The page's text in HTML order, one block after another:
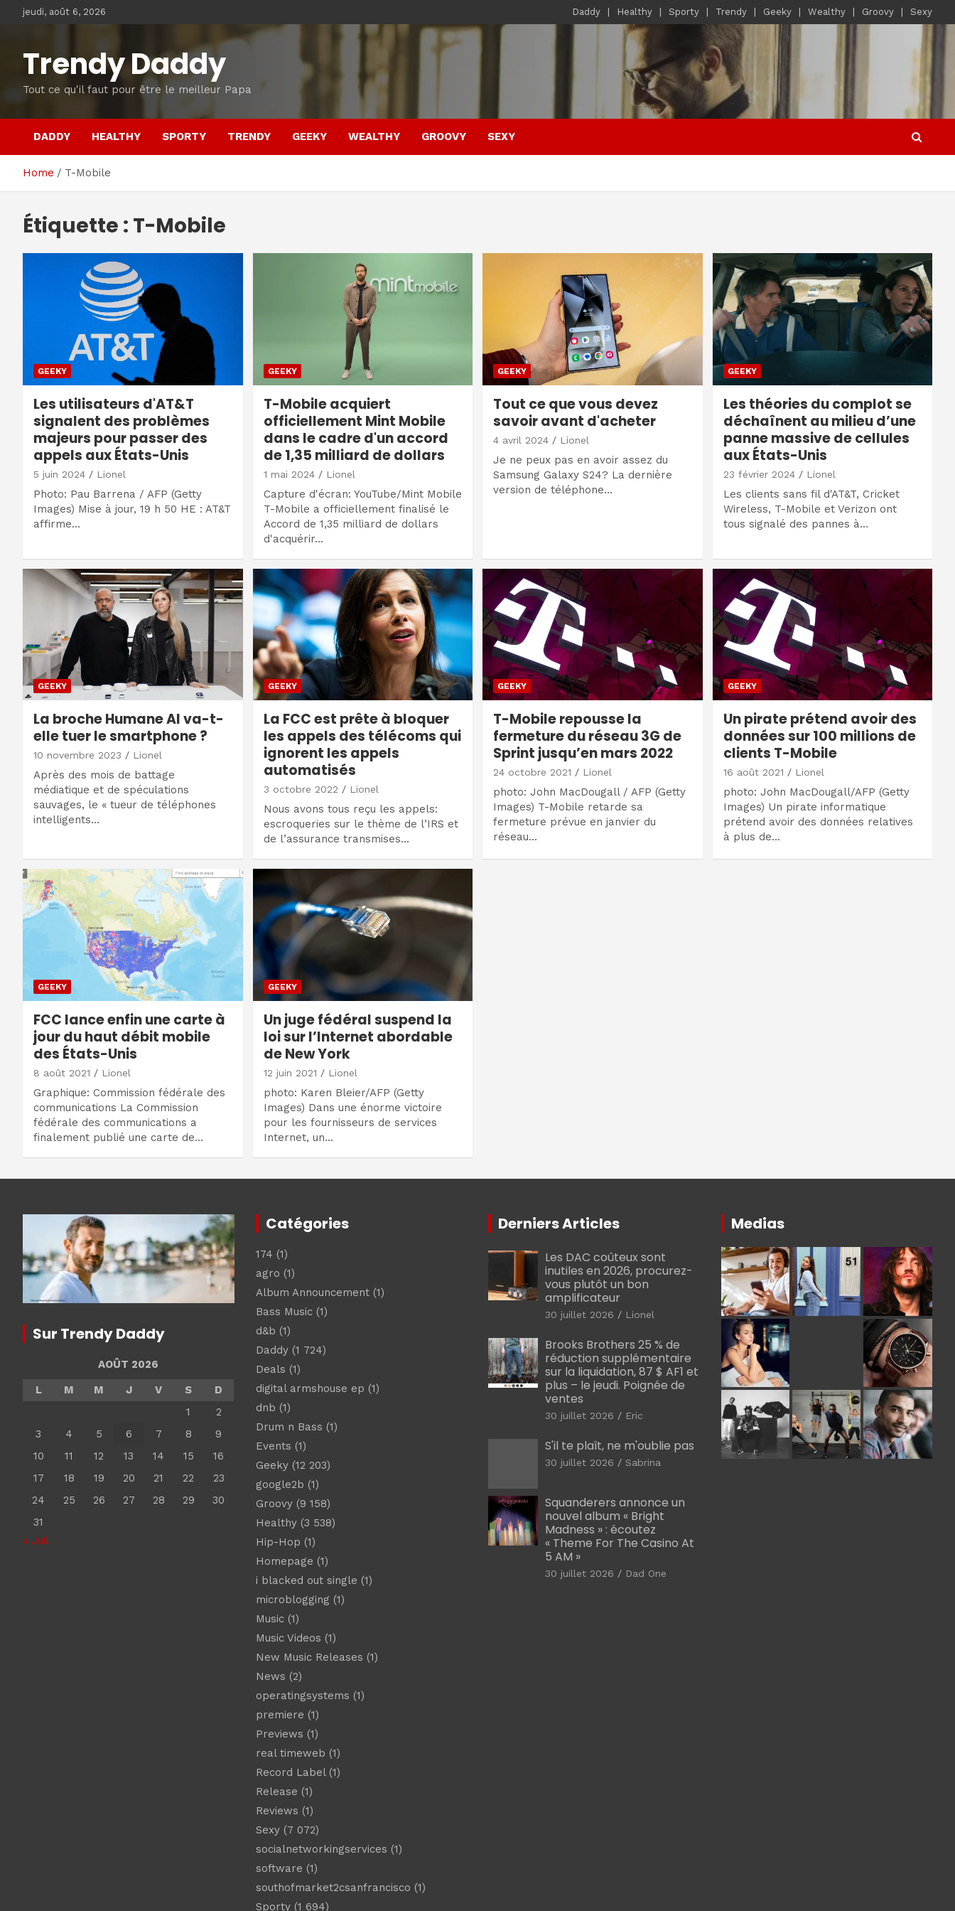
jeudi, août 6, 2026 Daddy Healthy Sporty Trendy Geeky Wealthy Groovy Sexy
Trendy Daddy
Tout ce qu'il faut pour être le meilleur Papa
DADDY HEALTHY SPORTY TRENDY GEEKY WEALTHY GROOVY SEXY
Home T-Mobile
Étiquette : T-Mobile
GEEKY
Les utilisateurs d'AT&T
signalent des problèmes
majeurs pour passer des
appels aux États-Unis
5 juin 2024 Lionel
Photo: Pau Barrena / AFP (Getty
Images) Mise à jour, 19 h 50 HE : AT&T
affirme…
GEEKY
T-Mobile acquiert
officiellement Mint Mobile
dans le cadre d'un accord
de 1,35 milliard de dollars
1 mai 2024 Lionel
Capture d'écran: YouTube/Mint Mobile
T-Mobile a officiellement finalisé le
Accord de 1,35 milliard de dollars
d'acquérir…
GEEKY
Tout ce que vous devez
savoir avant d'acheter
4 avril 2024 Lionel
Je ne peux pas en avoir assez du
Samsung Galaxy S24? La dernière
version de téléphone…
GEEKY
Les théories du complot se
déchaînent au milieu d’une
panne massive de cellules
aux États-Unis
23 février 2024 Lionel
Les clients sans fil d'AT&T, Cricket
Wireless, T-Mobile et Verizon ont
tous signalé des pannes à…
GEEKY
La broche Humane AI va-t-
elle tuer le smartphone ?
10 novembre 2023 Lionel
Après des mois de battage
médiatique et de spéculations
sauvages, le « tueur de téléphones
intelligents…
GEEKY
La FCC est prête à bloquer
les appels des télécoms qui
ignorent les appels
automatisés
3 octobre 2022 Lionel
Nous avons tous reçu les appels:
escroqueries sur le thème de l’IRS et
de l’assurance transmises…
GEEKY
T-Mobile repousse la
fermeture du réseau 3G de
Sprint jusqu’en mars 2022
24 octobre 2021 Lionel
photo: John MacDougall / AFP (Getty
Images) T-Mobile retarde sa
fermeture prévue en janvier du
réseau…
GEEKY
Un pirate prétend avoir des
données sur 100 millions de
clients T-Mobile
16 août 2021 Lionel
photo: John MacDougall/AFP (Getty
Images) Un pirate informatique
prétend avoir des données relatives
à plus de…
GEEKY
FCC lance enfin une carte à
jour du haut débit mobile
des États-Unis
8 août 2021 Lionel
Graphique: Commission fédérale des
communications La Commission
fédérale des communications a
finalement publié une carte de…
GEEKY
Un juge fédéral suspend la
loi sur l’Internet abordable
de New York
12 juin 2021 Lionel
photo: Karen Bleier/AFP (Getty
Images) Dans une énorme victoire
pour les fournisseurs de services
Internet, un…
Sur Trendy Daddy
AOÛT 2026
L
M M J V S
D
1
2
3
4 5 6 7 8
9
10
11 12 13 14 15
16
17
18 19 20 21 22
23
24
25 26 27 28 29
30
31
« Juil
Catégories
174 (1)
agro (1)
Album Announcement(1)
Bass Music(1)
d&b (1)
Daddy(1 724)
Deals (1)
digital armshouse ep (1)
dnb (1)
Drum n Bass (1)
Events (1)
Geeky(12 203)
google2b (1)
Groovy(9 158)
Healthy(3 538)
Hip-Hop (1)
Homepage (1)
i blacked out single (1)
microblogging (1)
Music(1)
Music Videos (1)
New Music Releases (1)
News (2)
operatingsystems (1)
premiere (1)
Previews (1)
real timeweb (1)
Record Label(1)
Release (1)
Reviews (1)
Sexy(7 072)
socialnetworkingservices (1)
software (1)
southofmarket2csanfrancisco (1)
Sporty(1 694)
Derniers Articles
Les DAC coûteux sont
inutiles en 2026, procurez-
vous plutôt un bon
amplificateur
30 juillet 2026 Lionel
Brooks Brothers 25 % de
réduction supplémentaire
sur la liquidation, 87 $ AF1 et
plus – le jeudi. Poignée de
ventes
30 juillet 2026 Eric
S'il te plaît, ne m'oublie pas
30 juillet 2026 Sabrina
Squanderers annonce un
nouvel album « Bright
Madness » : écoutez
« Theme For The Casino At
5 AM »
30 juillet 2026 Dad One
Medias